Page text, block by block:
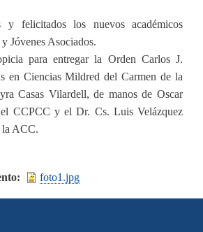
y felicitados los nuevos académicos
Jóvenes Asociados.
para entregar la Orden Carlos J.
en Ciencias Mildred del Carmen de la
Casas Vilardell, de manos de Oscar
CCPCC y el Dr. Cs. Luis Velázquez
la ACC.
foto1.jpg